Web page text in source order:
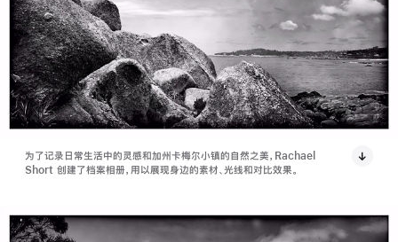
为了记录日常生活中的灵感和加州卡梅尔小镇的自然之美，Rachael
Short 创建了档案相册，用以展现身边的素材、光线和对比效果。